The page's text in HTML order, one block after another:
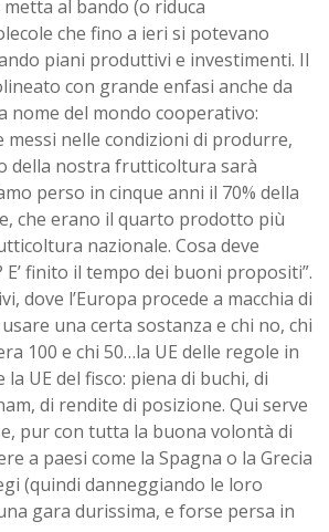
al bando (o riduca
che fino a ieri si potevano
piani produttivi e investimenti. Il
con grande enfasi anche da
nome del mondo cooperativo:
messi nelle condizioni di produrre,
della nostra frutticoltura sarà
perso in cinque anni il 70% della
che erano il quarto prodotto più
nazionale. Cosa deve
E’ finito il tempo dei buoni propositi”.
dove l’Europa procede a macchia di
una certa sostanza e chi no, chi
100 e chi 50…la UE delle regole in
UE del fisco: piena di buchi, di
di rendite di posizione. Qui serve
pur con tutta la buona volontà di
a paesi come la Spagna o la Grecia
(quindi danneggiando le loro
gara durissima, e forse persa in